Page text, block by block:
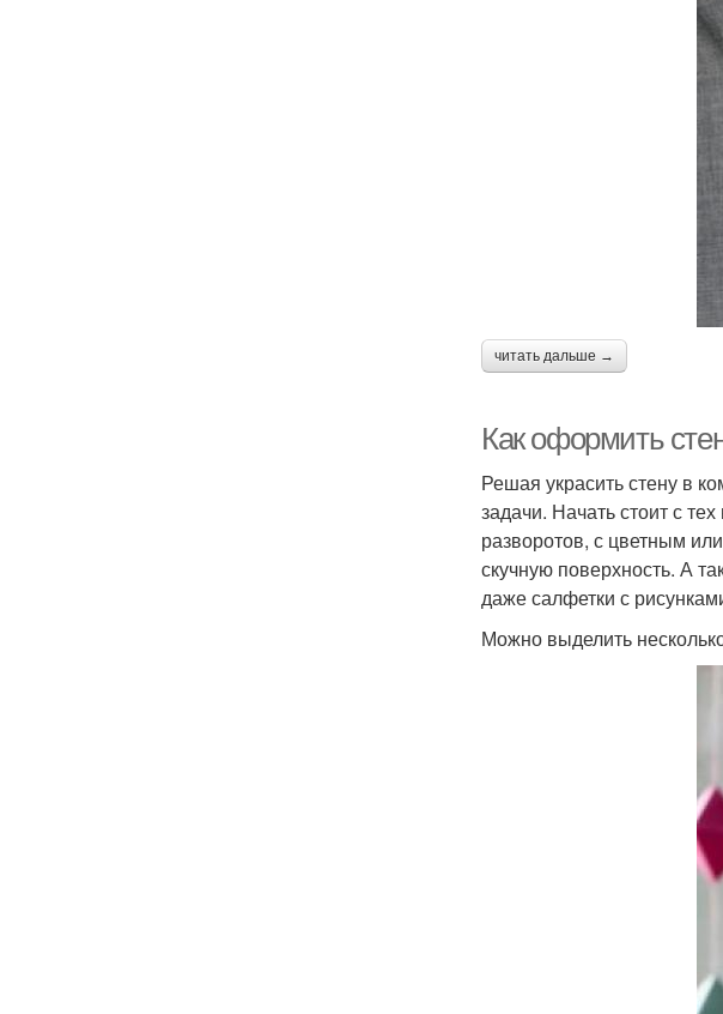
читать дальше →
Как оформить
Решая украсить стену в
задачи. Начать стоит с
разворотов, с цветным
скучную поверхность. А
даже салфетки с
Можно выделить